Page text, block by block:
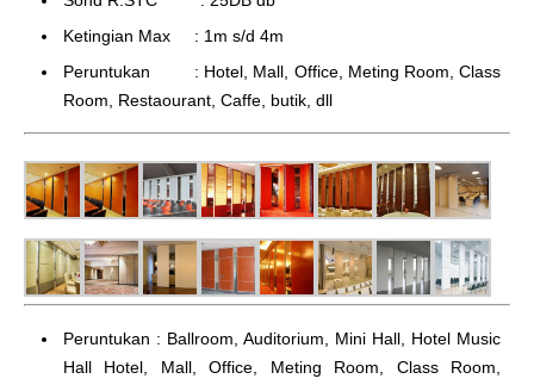
Ketingian Max : 1m s/d 4m
Peruntukan : Hotel, Mall, Office, Meting Room, Class
Room, Restaourant, Caffe, butik, dll
Peruntukan : Ballroom, Auditorium, Mini Hall, Hotel Music
Hall Hotel, Mall, Office, Meting Room, Class Room,